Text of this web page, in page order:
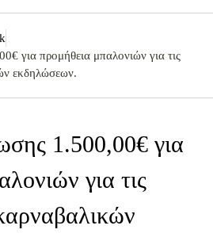
για προμήθεια μπαλονιών για τις
εκδηλώσεων.
1.500,00€ για
για τις